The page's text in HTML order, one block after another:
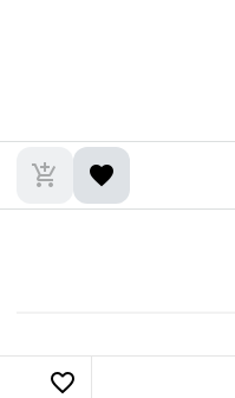
add_shopping_cart favorite
favorite_border